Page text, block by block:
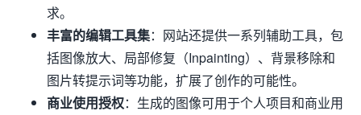
求。
丰富的编辑工具集：网站还提供一系列辅助工具，包
括图像放大、局部修复（Inpainting）、背景移除和
图片转提示词等功能，扩展了创作的可能性。
商业使用授权：生成的图像可用于个人项目和商业用